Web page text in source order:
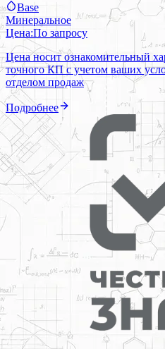
Base
Минеральное
Цена:По запросу
Цена носит ознакомительный
точного КП с учетом ваших
отделом продаж
Подробнее